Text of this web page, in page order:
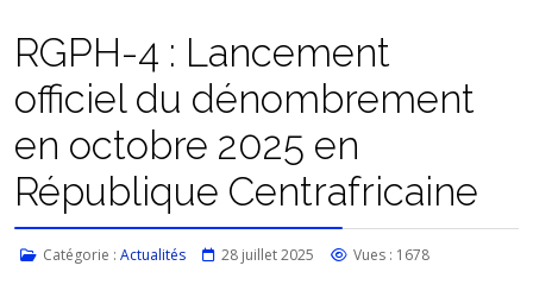
RGPH-4 : Lancement
officiel du dénombrement
en octobre 2025 en
République Centrafricaine
Catégorie : Actualités 28 juillet 2025 Vues : 1678